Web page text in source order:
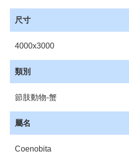
管
理
管
理
源
收
藏
登
尺寸
4000x3000
類別
節肢動物-蟹
屬名
Coenobita